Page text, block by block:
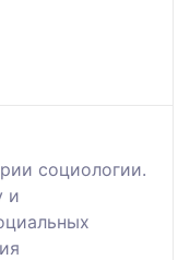
социологии.
и